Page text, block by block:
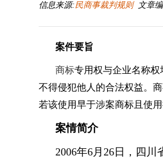
信息来源:民商事裁判规则文章编
案件要旨
商标专用权与企业名称
不得侵犯他人的合法权益。
若该使用早于涉案商标且使
案情简介
2006年6月26日，四